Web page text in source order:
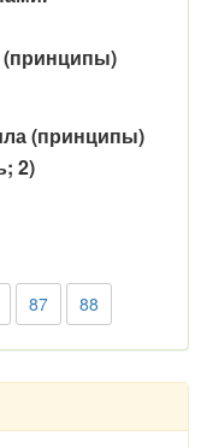
(принципы)
2)
87 88